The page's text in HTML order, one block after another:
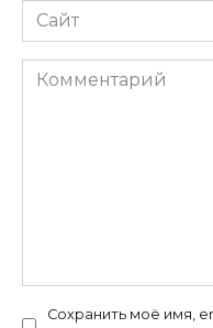
Сайт
Комментарий
Сохранить моё имя,